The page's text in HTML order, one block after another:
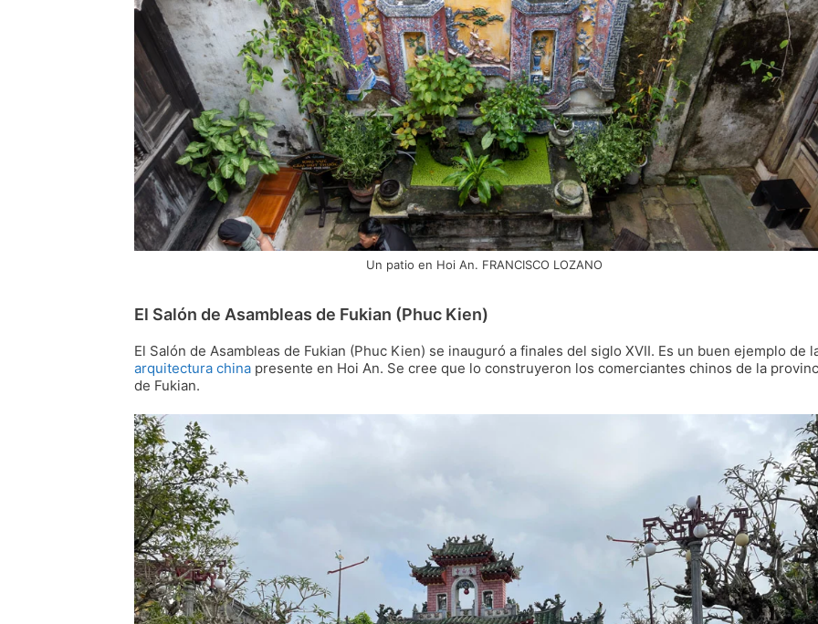
Un patio en Hoi An. FRANCISCO LOZANO
El Salón de Asambleas de Fukian (Phuc Kien)
El Salón de Asambleas de Fukian (Phuc Kien) se inauguró a finales del siglo XVII. Es un buen ejemplo de
arquitectura china presente en Hoi An. Se cree que lo construyeron los comerciantes chinos de la
de Fukian.